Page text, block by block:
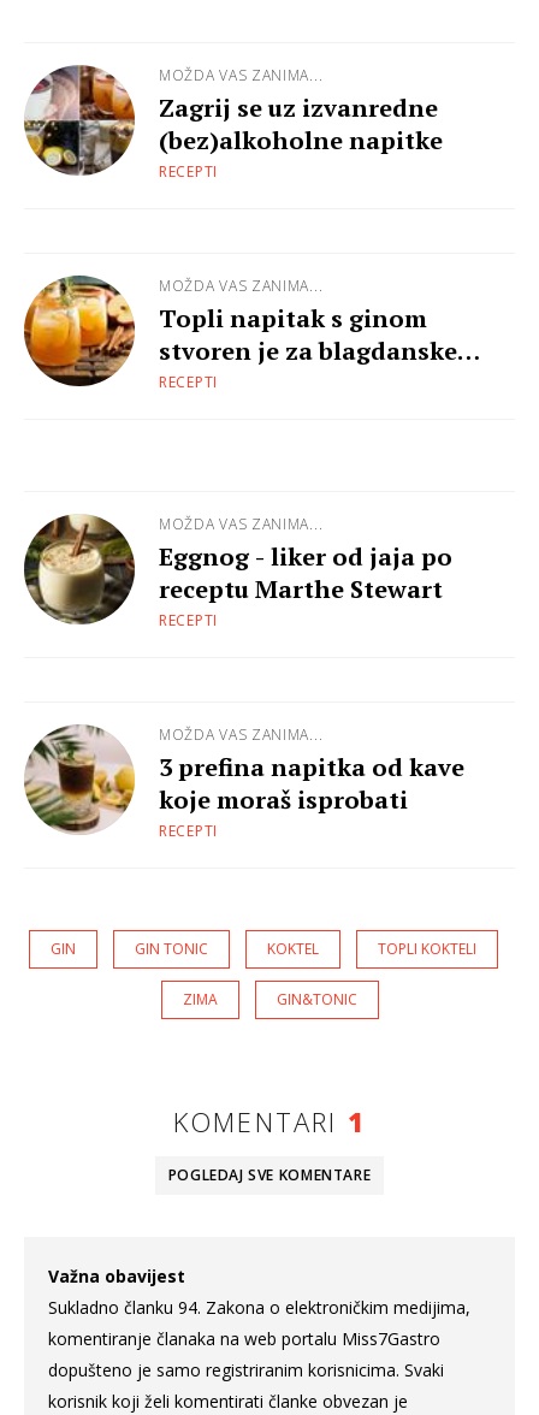
MOŽDA VAS ZANIMA...
Zagrij se uz izvanredne
(bez)alkoholne napitke
RECEPTI
MOŽDA VAS ZANIMA...
Topli napitak s ginom
stvoren je za blagdanske
zabave
RECEPTI
MOŽDA VAS ZANIMA...
Eggnog - liker od jaja po
receptu Marthe Stewart
RECEPTI
MOŽDA VAS ZANIMA...
3 prefina napitka od kave
koje moraš isprobati
RECEPTI
GIN GIN TONIC KOKTEL TOPLI KOKTELI
ZIMA GIN&TONIC
KOMENTARI 1
POGLEDAJ SVE KOMENTARE
Važna obavijest
Sukladno članku 94. Zakona o elektroničkim medijima,
komentiranje članaka na web portalu Miss7Gastro
dopušteno je samo registriranim korisnicima. Svaki
korisnik koji želi komentirati članke obvezan je